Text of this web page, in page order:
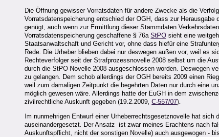
Die Öffnung gewisser Vorratsdaten für andere Zwecke als die
Vorratsdatenspeicherung entschied der OGH, dass zur
genügt, auch wenn zur Ermittlung dieser Stammdaten
Vorratsdatenspeicherung geschaffene § 76a StPO sieht eine
Staatsanwaltschaft und Gericht vor, ohne dass hiefür eine
Rede. Die Urheber blieben dabei nur deswegen außen vor, weil es
Rechteverfolger seit der Strafprozessnovelle 2008 selbst um die
durch die StPO-Novelle 2008 ausgeschlossen worden. Deswegen
zu gelangen. Dem schob allerdings der OGH bereits 2009 einen
weil zum damaligen Zeitpunkt die begehrten Daten nur durch eine
möglich gewesen wäre. Allerdings hatte der EuGH in dem
zivilrechtliche Auskunft gegeben (19.2.2009, C-557/07).
Im nunmehrigen Entwurf einer Urheberrechtsgesetznovelle hat
auseinandergesetzt. Der Ansatz ist zwar meines Erachtens nach
Auskunftspflicht, nicht der sonstigen Novelle) auch ausgewogen -